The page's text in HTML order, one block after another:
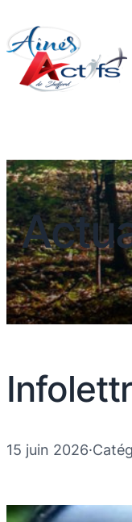
15 juin 2026·